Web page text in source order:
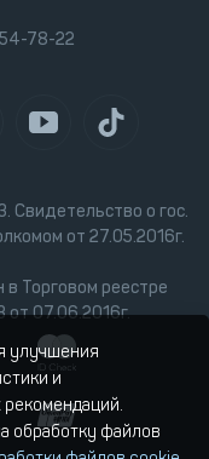
Свидетельство о гос.
от 27.05.2016г.
в Торговом реестре
07.06.2016г.
78-22
улучшения
и
обработку файлов